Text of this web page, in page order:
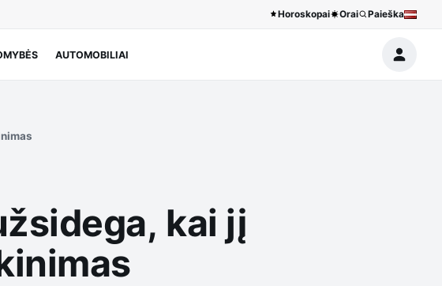
Horoskopai Orai Paieška
AUTOMOBILIAI
kai jį